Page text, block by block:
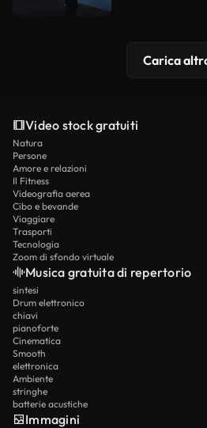
Carica
Video stock gratuiti
Natura
Persone
Amore e relazioni
Il Fitness
Videografia aerea
Cibo e bevande
Viaggiare
Trasporti
Tecnologia
Zoom di sfondo virtuale
Musica gratuita di repertorio
sintesi
Drum elettronico
chiavi
pianoforte
Cinematica
Smooth
elettronica
Ambiente
stringhe
batterie acustiche
Immagini